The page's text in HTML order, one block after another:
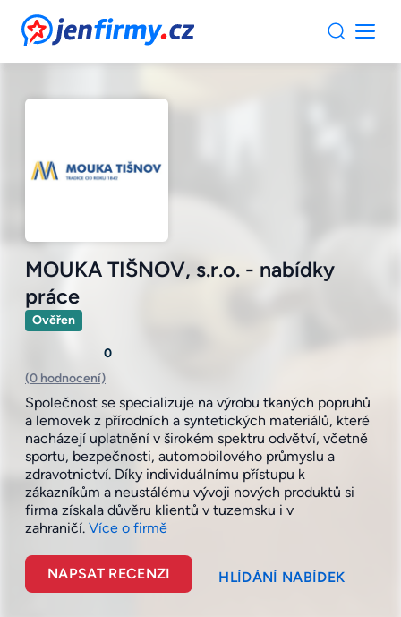
JenFirmy.cz
MOUKA TIŠNOV, s.r.o. - nabídky
práce
Ověřen
0
(0 hodnocení)
Společnost se specializuje na výrobu tkaných popruhů
a lemovek z přírodních a syntetických materiálů, které
nacházejí uplatnění v širokém spektru odvětví, včetně
sportu, bezpečnosti, automobilového průmyslu a
zdravotnictví. Díky individuálnímu přístupu k
zákazníkům a neustálému vývoji nových produktů si
firma získala důvěru klientů v tuzemsku i v
zahraničí. Více o firmě
NAPSAT RECENZI HLÍDÁNÍ NABÍDEK